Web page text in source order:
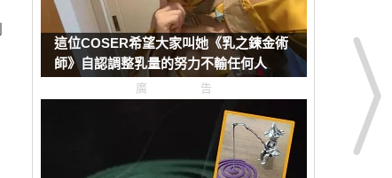
這位COSER希望大家叫她《乳之鍊金術
師》自認調整乳量的努力不輸任何人
廣告